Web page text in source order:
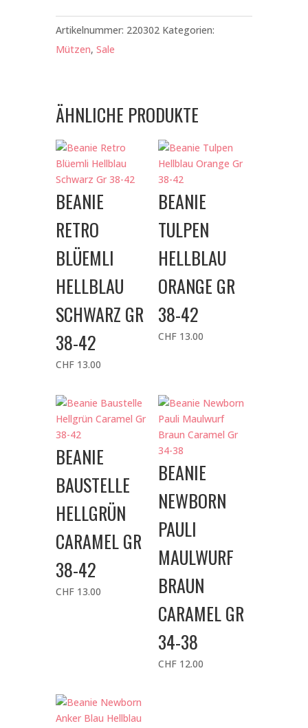
Dinos
Dunkelblau
34-
38
Menge
Artikelnummer: 220302 Kategorien:
Mützen, Sale
ÄHNLICHE PRODUKTE
BEANIE
RETRO
BLÜEMLI
HELLBLAU
SCHWARZ GR
38-42
CHF13.00
BEANIE
TULPEN
HELLBLAU
ORANGE GR
38-42
CHF13.00
BEANIE
BAUSTELLE
HELLGRÜN
CARAMEL GR
38-42
CHF13.00
BEANIE
NEWBORN
PAULI
MAULWURF
BRAUN
CARAMEL GR
34-38
CHF12.00